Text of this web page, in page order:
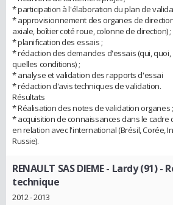
* participation à l'élaboration du plan de
* approvisionnement des organes de
axiale, boîtier coté roue, colonne de direction) ;
* planification des essais ;
* rédaction des demandes d'essais (qui,
quelles conditions) ;
* analyse et validation des rapports d'essai
* rédaction d'avis techniques de validation.
Résultats
* Réalisation des notes de validation organes ;
* acquisition de connaissances dans le
en relation avec l'international (Brésil, Corée,
Russie).
RENAULT SAS DIEME - Lardy (91)-
technique
2012 - 2013